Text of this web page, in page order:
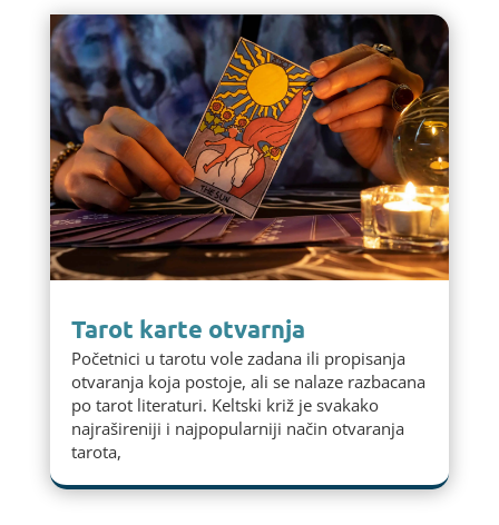
Tarot karte otvarnja
Početnici u tarotu vole zadana ili propisanja
otvaranja koja postoje, ali se nalaze razbacana
po tarot literaturi. Keltski križ je svakako
najrašireniji i najpopularniji način otvaranja
tarota,